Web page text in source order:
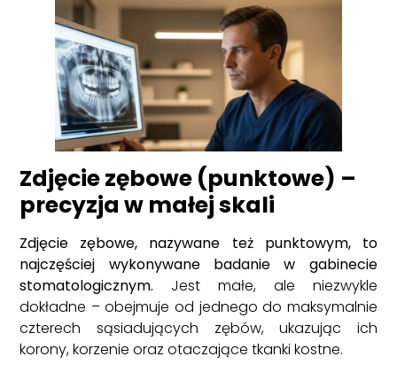
Zdjęcie zębowe (punktowe) –
precyzja w małej skali
Zdjęcie zębowe, nazywane też punktowym, to
najczęściej wykonywane badanie w gabinecie
stomatologicznym. Jest małe, ale niezwykle
dokładne – obejmuje od jednego do maksymalnie
czterech sąsiadujących zębów, ukazując ich
korony, korzenie oraz otaczające tkanki kostne.